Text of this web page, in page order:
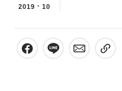
2019．10